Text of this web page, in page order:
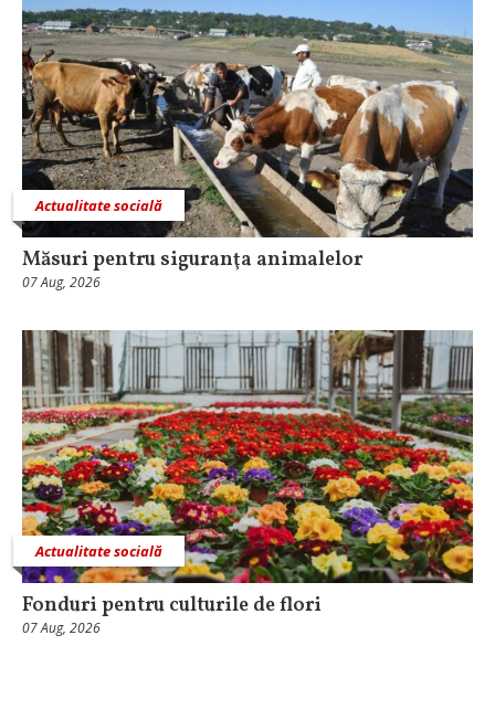
Actualitate socială
Măsuri pentru siguranţa animalelor
07 Aug, 2026
Actualitate socială
Fonduri pentru culturile de flori
07 Aug, 2026